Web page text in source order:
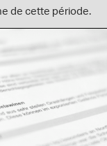
de cette période.